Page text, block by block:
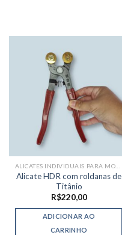
Alicate HDR com roldanas de
Titânio
R$220,00
ADICIONAR AO
CARRINHO